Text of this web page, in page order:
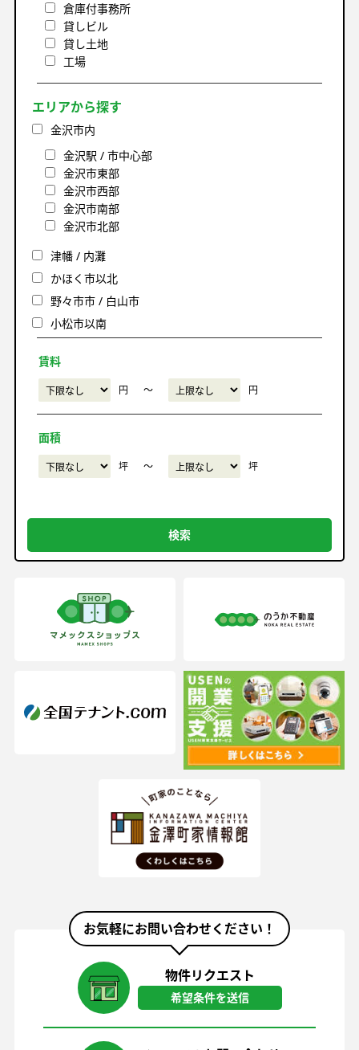
倉庫付事務所
貸しビル
貸し土地
工場
エリアから探す
金沢市内
金沢駅 / 市中心部
金沢市東部
金沢市西部
金沢市南部
金沢市北部
津幡 / 内灘
かほく市以北
野々市市 / 白山市
小松市以南
賃料
円 〜 円
面積
坪 〜 坪
お気軽にお問い合わせください！
物件リクエスト
希望条件を送信